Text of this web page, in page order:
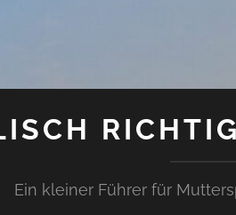
Ein kleiner Führer für